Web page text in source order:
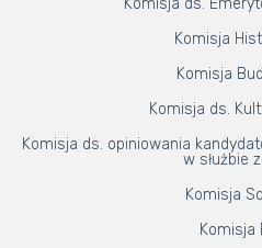
Komisja
Komisja
Komisja ds.
Komisja ds. opiniowania
w służbie
Komisja
Komisja